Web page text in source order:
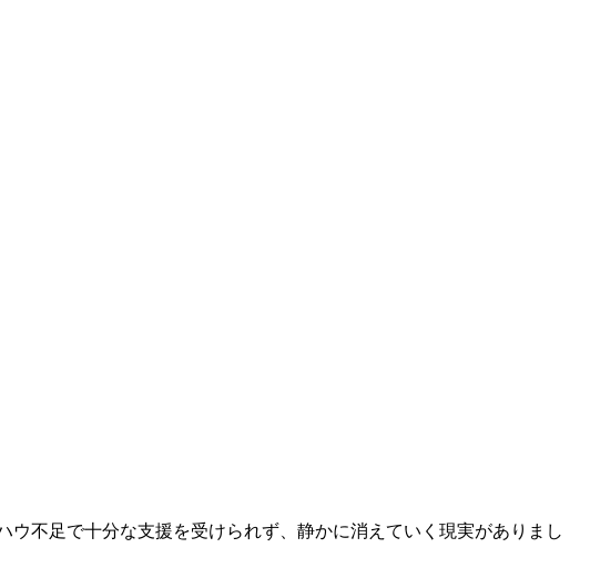
不足で十分な支援を受けられず、静かに消えていく現実がありまし